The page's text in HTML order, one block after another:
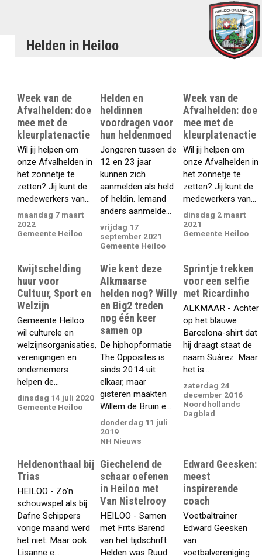
Helden in Heiloo
Week van de
Afvalhelden: doe
mee met de
kleurplatenactie
Wil jij helpen om
onze Afvalhelden in
het zonnetje te
zetten? Jij kunt de
medewerkers van...
maandag 7 maart
2022
Gemeente Heiloo
Helden en
heldinnen
voordragen voor
hun heldenmoed
Jongeren tussen de
12 en 23 jaar
kunnen zich
aanmelden als held
of heldin. Iemand
anders aanmelde...
vrijdag 17
september 2021
Gemeente Heiloo
Week van de
Afvalhelden: doe
mee met de
kleurplatenactie
Wil jij helpen om
onze Afvalhelden in
het zonnetje te
zetten? Jij kunt de
medewerkers van...
dinsdag 2 maart
2021
Gemeente Heiloo
Kwijtschelding
huur voor
Cultuur, Sport en
Welzijn
Gemeente Heiloo
wil culturele en
welzijnsorganisaties,
verenigingen en
ondernemers
helpen de...
dinsdag 14 juli 2020
Gemeente Heiloo
Wie kent deze
Alkmaarse
helden nog? Willy
en Big2 treden
nog één keer
samen op
De hiphopformatie
The Opposites is
sinds 2014 uit
elkaar, maar
gisteren maakten
Willem de Bruin e...
donderdag 11 juli
2019
NH Nieuws
Sprintje trekken
voor een selfie
met Ricardinho
ALKMAAR - Achter
op het blauwe
Barcelona-shirt dat
hij draagt staat de
naam Suárez. Maar
het is...
zaterdag 24
december 2016
Noordhollands
Dagblad
Heldenonthaal bij
Trias
HEILOO - Zo’n
schouwspel als bij
Dafne Schippers
vorige maand werd
het niet. Maar ook
Lisanne e...
Giechelend de
schaar oefenen
in Heiloo met
Van Nistelrooy
HEILOO - Samen
met Frits Barend
van het tijdschrift
Helden was Ruud
Edward Geesken:
meest
inspirerende
coach
Voetbaltrainer
Edward Geesken
van
voetbalvereniging